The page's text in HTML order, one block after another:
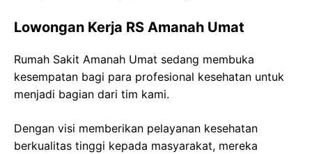
Lowongan Kerja RS Amanah Umat
Rumah Sakit Amanah Umat sedang membuka
kesempatan bagi para profesional kesehatan untuk
menjadi bagian dari tim kami.
Dengan visi memberikan pelayanan kesehatan
berkualitas tinggi kepada masyarakat, mereka